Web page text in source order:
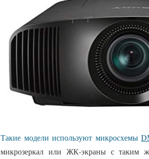
Такие модели используют микросхемы
микрозеркал или ЖК-экраны с таким